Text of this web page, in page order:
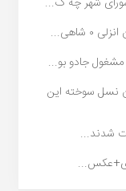
جادو بو...
نسل سوخته این
شدند...